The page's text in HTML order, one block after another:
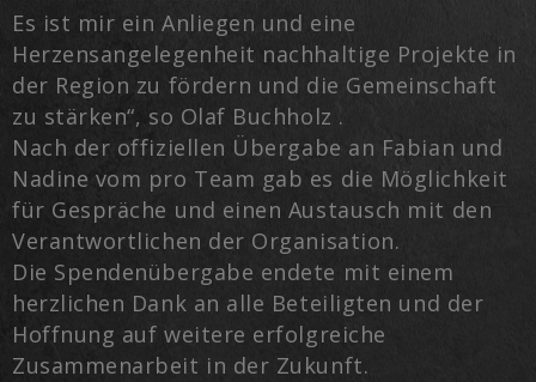
Es ist mir ein Anliegen und eine
Herzensangelegenheit nachhaltige Projekte in
der Region zu fördern und die Gemeinschaft
zu stärken“, so Olaf Buchholz .
Nach der offiziellen Übergabe an Fabian und
Nadine vom pro Team gab es die Möglichkeit
für Gespräche und einen Austausch mit den
Verantwortlichen der Organisation.
Die Spendenübergabe endete mit einem
herzlichen Dank an alle Beteiligten und der
Hoffnung auf weitere erfolgreiche
Zusammenarbeit in der Zukunft.